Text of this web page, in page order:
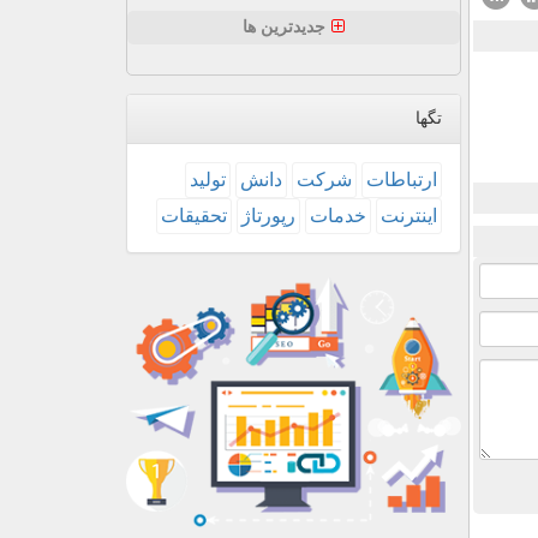
جدیدترین ها
تگها
ارتباطات شركت دانش
تولید
اینترنت
خدمات رپورتاژ تحقیقات